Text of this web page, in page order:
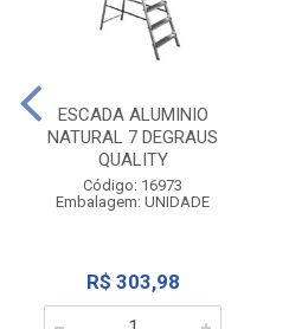
ESCADA ALUMINIO
NATURAL 7 DEGRAUS
QUALITY
Código: 16973
Embalagem: UNIDADE
R$ 303,98